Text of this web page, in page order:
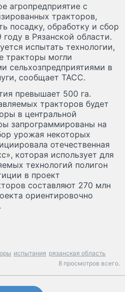
агропредприятие с
тракторов,
посадку, обработку и сбор
в Рязанской области.
испытать технологии,
тракторы могли
сельхозпредприятиями в
сообщает ТАСС.
превышает 500 га.
тракторов будет
в центральной
запрограммированы на
урожая некоторых
отечественная
которая использует для
технологий полигон
в проект
составляют 270 млн
ориентировочно
испытания рязанская область
8 просмотров всего.